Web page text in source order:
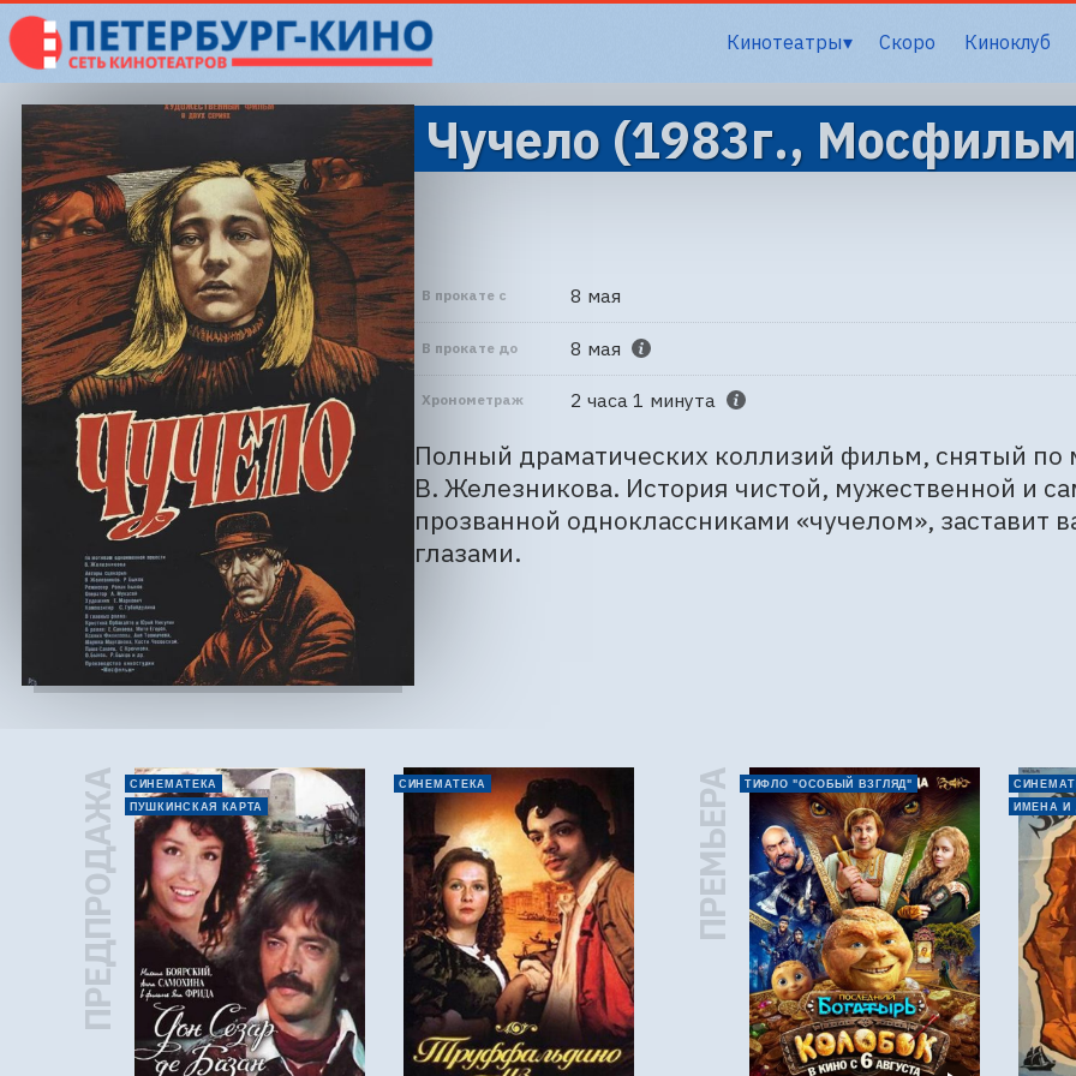
Кинотеатры Скоро Киноклуб
Чучело (1983г.,
В прокате с 8 мая
В прокате до 8 мая
Хронометраж 2 часа 1 минута
Полный драматических коллизий фильм, снятый по
В. Железникова. История чистой, мужественной и
прозванной одноклассниками «чучелом», заставит
глазами.
ПРЕДПРОДАЖА
СИНЕМАТЕКА
ПУШКИНСКАЯ КАРТА
СИНЕМАТЕКА ПРЕМЬЕРА ТИФЛО "ОСОБЫЙ ВЗГЛЯД"
ИМЕНА И